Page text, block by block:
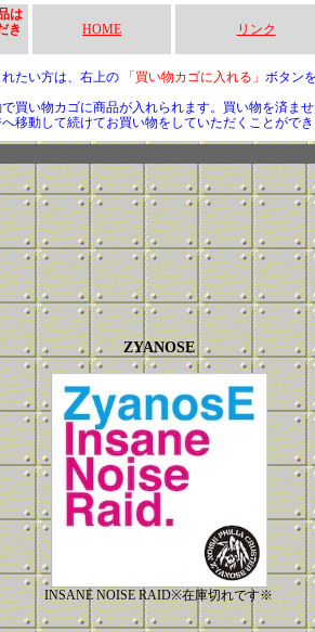
は
き
HOME リンク
たい方は、右上の 「買い物カゴに入れる」 ボタン
買い物カゴに商品が入れられます。買い物を済ま
移動して続けてお買い物をしていただくことができ
ZYANOSE
INSANE NOISE RAID※在庫切れです※